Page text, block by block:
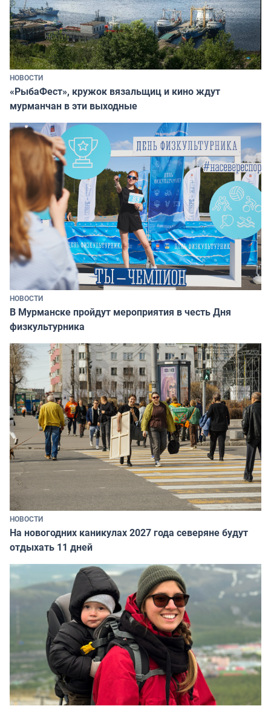
НОВОСТИ
«РыбаФест», кружок вязальщиц и кино ждут
мурманчан в эти выходные
НОВОСТИ
В Мурманске пройдут мероприятия в честь Дня
физкультурника
НОВОСТИ
На новогодних каникулах 2027 года северяне будут
отдыхать 11 дней